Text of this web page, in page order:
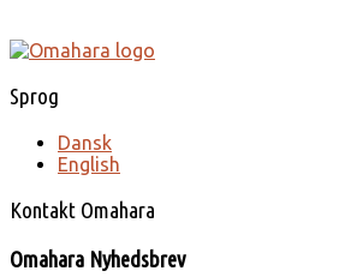
til
indhold
Sprog
Dansk
English
Kontakt Omahara
Omahara Nyhedsbrev